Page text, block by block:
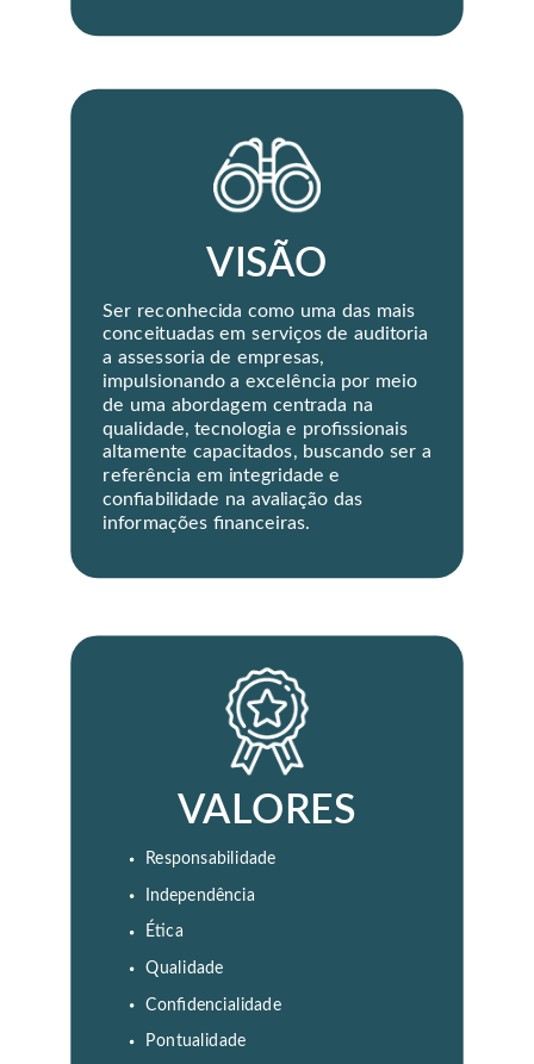
VISÃO
Ser reconhecida como uma das mais
conceituadas em serviços de auditoria
a assessoria de empresas,
impulsionando a excelência por meio
de uma abordagem centrada na
qualidade, tecnologia e profissionais
altamente capacitados, buscando ser a
referência em integridade e
confiabilidade na avaliação das
informações financeiras.
VALORES
Responsabilidade
Independência
Ética
Qualidade
Confidencialidade
Pontualidade